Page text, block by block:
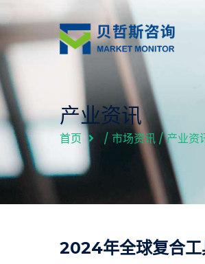
产业资讯
首页 / 市场资讯 /产业资
2024年全球复合工